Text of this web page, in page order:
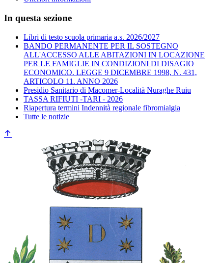
In questa sezione
Libri di testo scuola primaria a.s. 2026/2027
BANDO PERMANENTE PER IL SOSTEGNO
ALL'ACCESSO ALLE ABITAZIONI IN LOCAZIONE
PER LE FAMIGLIE IN CONDIZIONI DI DISAGIO
ECONOMICO. LEGGE 9 DICEMBRE 1998, N. 431,
ARTICOLO 11. ANNO 2026
Presidio Sanitario di Macomer-Località Nuraghe Ruiu
TASSA RIFIUTI -TARI - 2026
Riapertura termini Indennità regionale fibromialgia
Tutte le notizie